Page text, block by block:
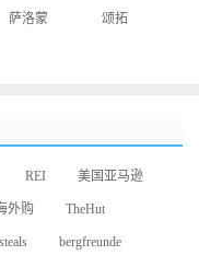
萨洛蒙 颂拓
REI 美国亚马逊
外购 TheHut
bergfreunde